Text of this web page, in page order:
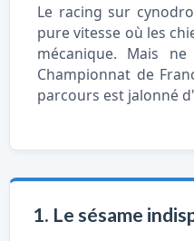
Le racing sur
pure vitesse où les
mécanique. Mais
Championnat de
parcours est jalonné
1. Le sésame